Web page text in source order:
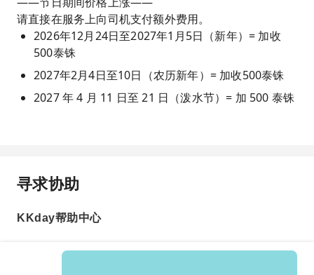
请直接在服务上向司机支付额外费用。
2026年12月24日至2027年1月5日（新年）= 加收
500泰铢
2027年2月4日至10日（农历新年）= 加收500泰铢
2027 年 4 月 11 日至 21 日（泼水节）= 加 500 泰铢
寻求协助
KKday帮助中心